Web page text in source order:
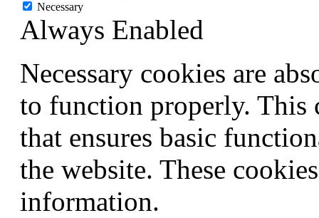
Necessary
Always Enabled
Necessary cookies are
to function properly. This
that ensures basic
the website. These
information.